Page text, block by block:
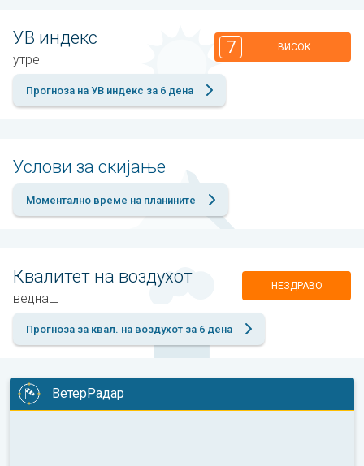
УВ индекс
утре
7 ВИСОК
Прогноза на УВ индекс за 6 дена
Услови за скијање
Моментално време на планините
Квалитет на воздухот
веднаш
НЕЗДРАВО
Прогноза за квал. на воздухот за 6 дена
ВетерРадар